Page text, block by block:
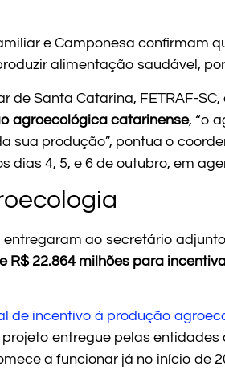
e Camponesa confirmam
alimentação saudável,
Santa Catarina, FETRAF-
agroecológica catarinense, “o
produção”, pontua o
4, 5, e 6 de outubro, em
ao secretário
R$ 22.864 milhões para
de incentivo à produção
entregue pelas
a funcionar já no início de